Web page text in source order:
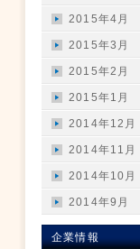
2015年4月
2015年3月
2015年2月
2015年1月
2014年12月
2014年11月
2014年10月
2014年9月
企業情報